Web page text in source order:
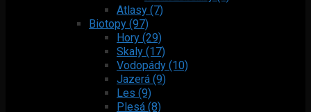
Atlasy (7)
Biotopy (97)
Hory (29)
Skaly (17)
Vodopády (10)
Jazerá (9)
Les (9)
Plesá (8)